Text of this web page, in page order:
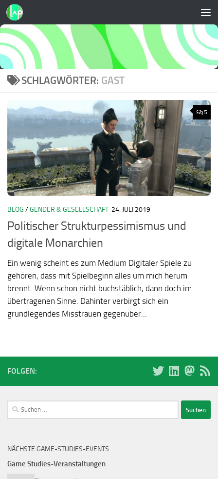
Zum Inhalt springen
SCHLAGWÖRTER: GAST
5
BLOG /GENDER & GESELLSCHAFT 24. JULI 2019
Politischer Strukturpessimismus und
digitale Monarchien
Ein wenig scheint es zum Medium Digitaler Spiele zu
gehören, dass mit Spielbeginn alles um mich herum
brennt. Wenn schon nicht buchstäblich, dann doch im
übertragenen Sinne. Dahinter verbirgt sich ein
grundlegendes Misstrauen gegenüber...
FOLGEN:
Suchen
nach:
NÄCHSTE GAME-STUDIES-EVENTS
Game Studies-Veranstaltungen